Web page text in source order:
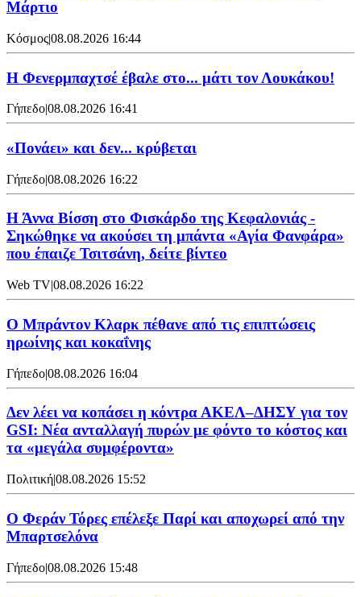
Μάρτιο
Κόσμος|08.08.2026 16:44
Η Φενερμπαχτσέ έβαλε στο... μάτι τον Λουκάκου!
Γήπεδο|08.08.2026 16:41
«Πονάει» και δεν... κρύβεται
Γήπεδο|08.08.2026 16:22
Η Άννα Βίσση στο Φισκάρδο της Κεφαλονιάς -
Σηκώθηκε να ακούσει τη μπάντα «Αγία Φανφάρα»
που έπαιζε Τσιτσάνη, δείτε βίντεο
Web TV|08.08.2026 16:22
Ο Μπράντον Κλαρκ πέθανε από τις επιπτώσεις
ηρωίνης και κοκαΐνης
Γήπεδο|08.08.2026 16:04
Δεν λέει να κοπάσει η κόντρα ΑΚΕΛ–ΔΗΣΥ για τον
GSI: Νέα ανταλλαγή πυρών με φόντο το κόστος και
τα «μεγάλα συμφέροντα»
Πολιτική|08.08.2026 15:52
Ο Φεράν Τόρες επέλεξε Παρί και αποχωρεί από την
Μπαρτσελόνα
Γήπεδο|08.08.2026 15:48